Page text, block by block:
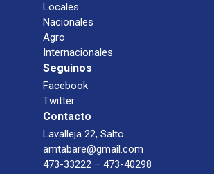
Locales
Nacionales
Agro
Internacionales
Seguinos
Facebook
Twitter
Contacto
Lavalleja 22, Salto.
amtabare@gmail.com
473-33222 – 473-40298